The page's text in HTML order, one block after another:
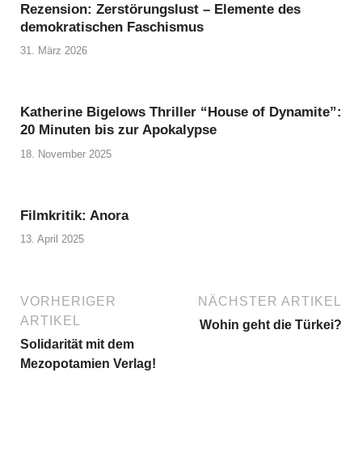
Rezension: Zerstörungslust – Elemente des
demokratischen Faschismus
31. März 2026
Katherine Bigelows Thriller “House of Dynamite”:
20 Minuten bis zur Apokalypse
18. November 2025
Filmkritik: Anora
13. April 2025
VORHERIGER
ARTIKEL
Solidarität mit dem
Mezopotamien Verlag!
NÄCHSTER ARTIKEL
Wohin geht die Türkei?